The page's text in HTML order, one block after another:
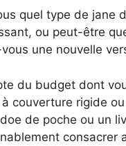
quel type de jane
ou peut-être
une nouvelle
du budget dont
couverture rigide
de poche ou un
consacrer